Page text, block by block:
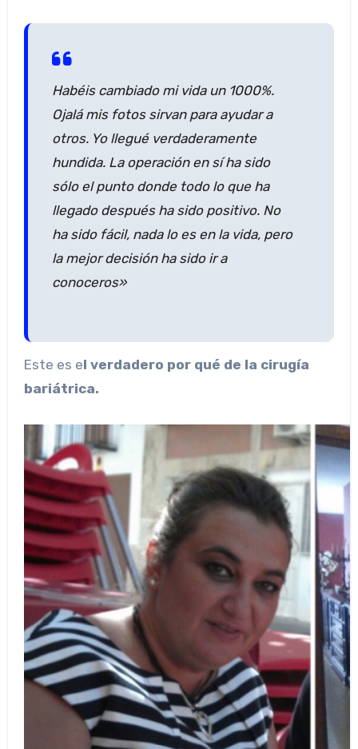
Habéis cambiado mi vida un 1000%.
Ojalá mis fotos sirvan para ayudar a
otros. Yo llegué verdaderamente
hundida. La operación en sí ha sido
sólo el punto donde todo lo que ha
llegado después ha sido positivo. No
ha sido fácil, nada lo es en la vida, pero
la mejor decisión ha sido ir a
conoceros»
Este es el verdadero por qué de la cirugía
bariátrica.